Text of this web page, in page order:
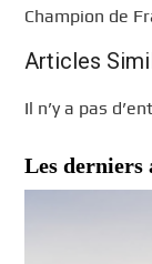
Champion de
Articles
Il n’y a pas
Les derniers